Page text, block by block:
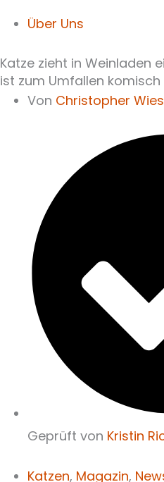
Über Uns
Katze zieht in Weinladen
ist zum Umfallen komisch
Von Christopher
Geprüft von Kristin
Katzen, Magazin,